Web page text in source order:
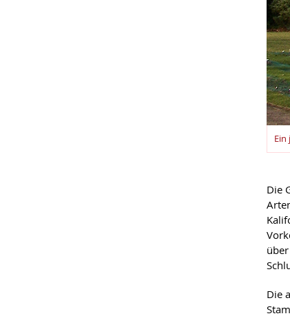
Die
Die